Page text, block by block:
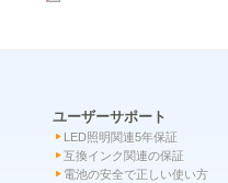
ユーザーサポート
LED照明関連5年保証
互換インク関連の保証
電池の安全で正しい使い方